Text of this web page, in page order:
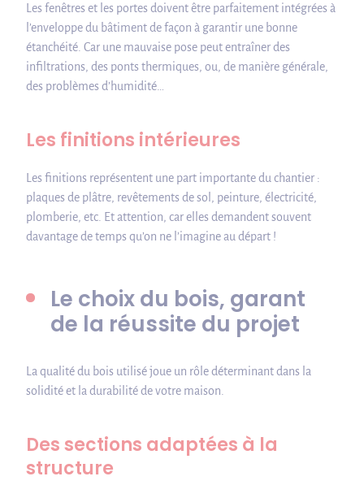
Les fenêtres et les portes doivent être parfaitement intégrées à
l’enveloppe du bâtiment de façon à garantir une bonne
étanchéité. Car une mauvaise pose peut entraîner des
infiltrations, des ponts thermiques, ou, de manière générale,
des problèmes d’humidité…
Les finitions intérieures
Les finitions représentent une part importante du chantier :
plaques de plâtre, revêtements de sol, peinture, électricité,
plomberie, etc. Et attention, car elles demandent souvent
davantage de temps qu’on ne l’imagine au départ !
Le choix du bois, garant
de la réussite du projet
La qualité du bois utilisé joue un rôle déterminant dans la
solidité et la durabilité de votre maison.
Des sections adaptées à la
structure